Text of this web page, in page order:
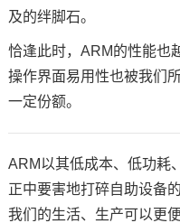
及的绊脚石。
恰逢此时， ARM的性能也
操作界面易用性也被我们
一定份额。
ARM以其低成本、低功耗
正中要害地打碎自助设备
我们的生活、生产可以更